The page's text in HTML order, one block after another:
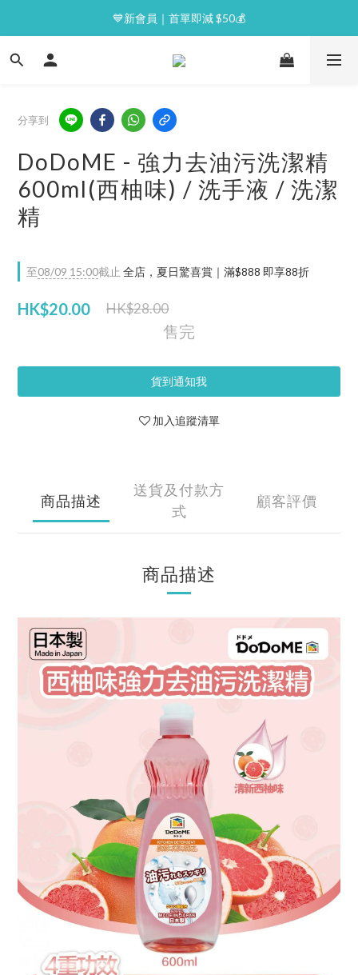
⭐逢星期一malluxe day｜7%購物金回贈
💙新會員｜首單即減 $50💰
⭐逢星期一malluxe day｜7%購物金回贈
分享到
DoDoME - 強力去油污洗潔精
600ml(西柚味) / 洗手液 / 洗潔
精
至08/09 15:00截止 全店，夏日驚喜賞｜滿$888 即享88折
HK$20.00 HK$28.00
售完
貨到通知我
加入追蹤清單
商品描述
送貨及付款方
式
顧客評價
商品描述